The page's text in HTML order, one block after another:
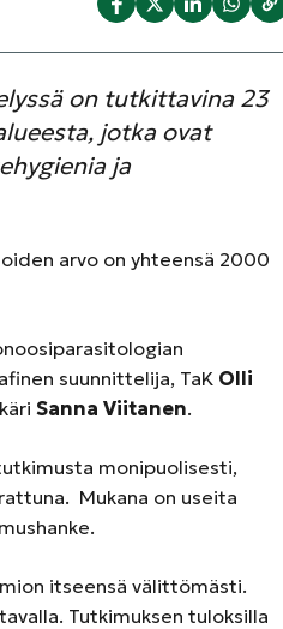
on tutkittavina 23
jotka ovat
ja
arvo on yhteensä 2000
suunnittelija, TaK Olli
Sanna Viitanen.
monipuolisesti,
Mukana on useita
itseensä välittömästi.
Tutkimuksen tuloksilla